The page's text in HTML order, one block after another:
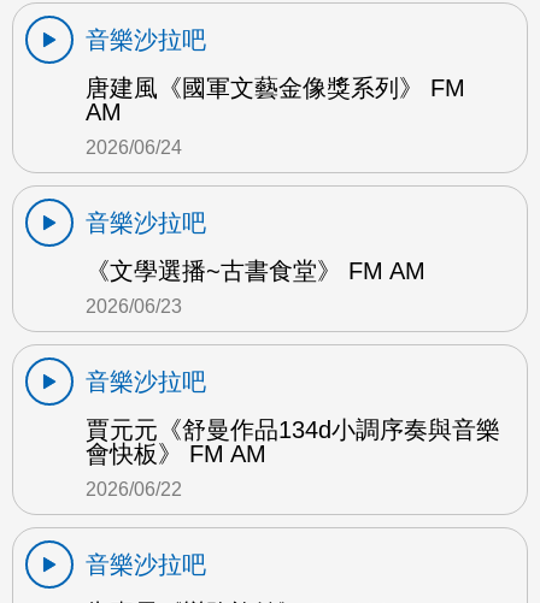
音樂沙拉吧
唐建風《國軍文藝金像獎系列》 FM
AM
2026/06/24
音樂沙拉吧
《文學選播~古書食堂》 FM AM
2026/06/23
音樂沙拉吧
賈元元《舒曼作品134d小調序奏與音樂
會快板》 FM AM
2026/06/22
音樂沙拉吧